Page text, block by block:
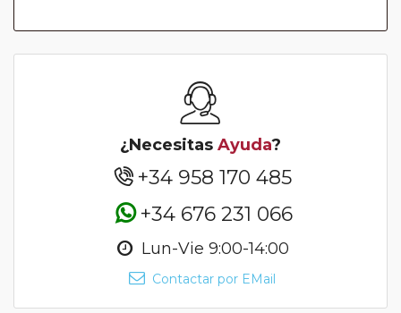
¿Necesitas Ayuda?
+34 958 170 485
+34 676 231 066
Lun-Vie 9:00-14:00
Contactar por EMail